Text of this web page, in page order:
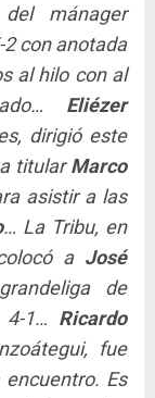
mánager
2 con anotada
al hilo con al
Eliézer
dirigió este
titularMarco
asistir a las
… La Tribu, en
a José
de
1… Ricardo
fue
Es